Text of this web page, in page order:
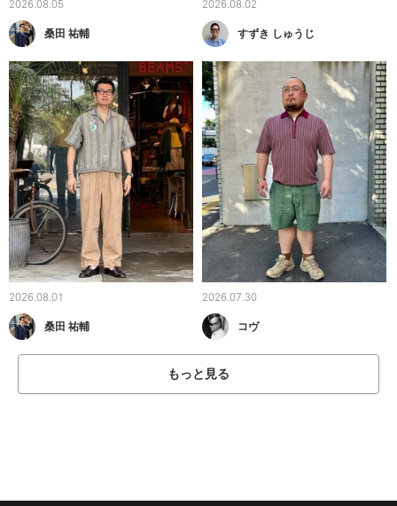
2026.08.05
桑田 祐輔
2026.08.02
すずき しゅうじ
2026.08.01
桑田 祐輔
2026.07.30
コヴ
もっと見る